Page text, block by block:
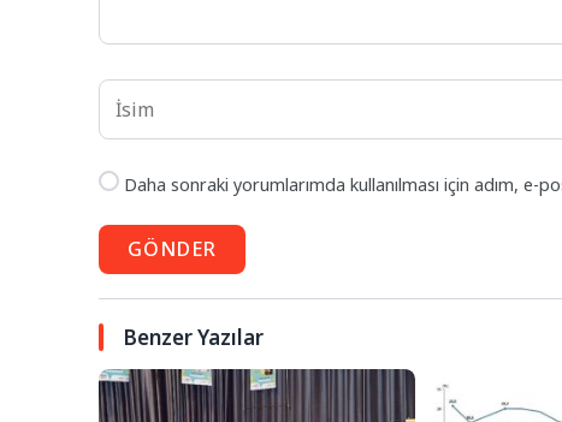
Daha sonraki yorumlarımda kullanılması için adım, e-
GÖNDER
Benzer Yazılar